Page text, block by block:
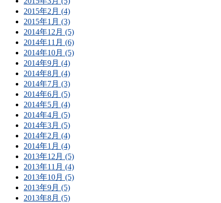
2015年2月 (4)
2015年1月 (3)
2014年12月 (5)
2014年11月 (6)
2014年10月 (5)
2014年9月 (4)
2014年8月 (4)
2014年7月 (3)
2014年6月 (5)
2014年5月 (4)
2014年4月 (5)
2014年3月 (5)
2014年2月 (4)
2014年1月 (4)
2013年12月 (5)
2013年11月 (4)
2013年10月 (5)
2013年9月 (5)
2013年8月 (5)